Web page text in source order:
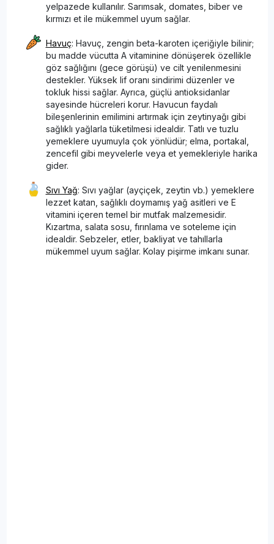
yelpazede kullanılır. Sarımsak, domates, biber ve
kırmızı et ile mükemmel uyum sağlar.
Havuç: Havuç, zengin beta-karoten içeriğiyle bilinir;
bu madde vücutta A vitaminine dönüşerek özellikle
göz sağlığını (gece görüşü) ve cilt yenilenmesini
destekler. Yüksek lif oranı sindirimi düzenler ve
tokluk hissi sağlar. Ayrıca, güçlü antioksidanlar
sayesinde hücreleri korur. Havucun faydalı
bileşenlerinin emilimini artırmak için zeytinyağı gibi
sağlıklı yağlarla tüketilmesi idealdir. Tatlı ve tuzlu
yemeklere uyumuyla çok yönlüdür; elma, portakal,
zencefil gibi meyvelerle veya et yemekleriyle harika
gider.
Sıvı Yağ: Sıvı yağlar (ayçiçek, zeytin vb.) yemeklere
lezzet katan, sağlıklı doymamış yağ asitleri ve E
vitamini içeren temel bir mutfak malzemesidir.
Kızartma, salata sosu, fırınlama ve soteleme için
idealdir. Sebzeler, etler, bakliyat ve tahıllarla
mükemmel uyum sağlar. Kolay pişirme imkanı sunar.